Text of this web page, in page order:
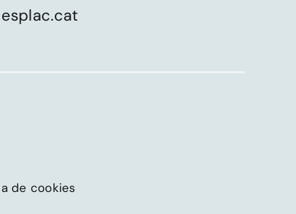
esplac.cat
de cookies